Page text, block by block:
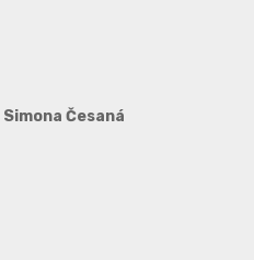
Simona Česaná